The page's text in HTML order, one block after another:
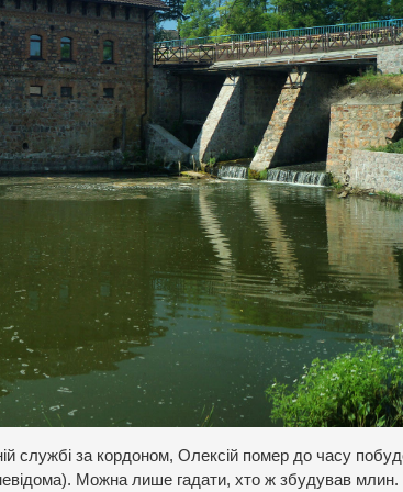
службі за кордоном, Олексій помер до часу
Можна лише гадати, хто ж збудував млин.